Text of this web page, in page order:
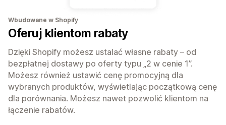
Wbudowane w Shopify
Oferuj klientom rabaty
Dzięki Shopify możesz ustalać własne rabaty – od
bezpłatnej dostawy po oferty typu „2 w cenie 1”.
Możesz również ustawić cenę promocyjną dla
wybranych produktów, wyświetlając początkową cenę
dla porównania. Możesz nawet pozwolić klientom na
łączenie rabatów.